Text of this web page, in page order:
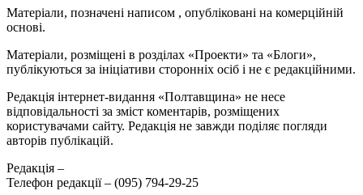
Матеріали, позначені написом , опубліковані на комерційній
основі.
Матеріали, розміщені в розділах «Проекти» та «Блоги»,
публікуються за ініціативи сторонніх осіб і не є редакційними.
Редакція інтернет-видання «Полтавщина» не несе
відповідальності за зміст коментарів, розміщених
користувачами сайту. Редакція не завжди поділяє погляди
авторів публікацій.
Редакція –
Телефон редакції – (095) 794-29-25